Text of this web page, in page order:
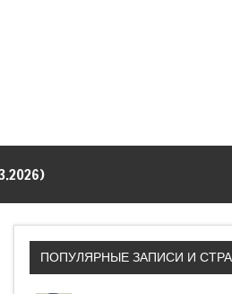
ПОПУЛЯРНЫЕ ЗАПИСИ И